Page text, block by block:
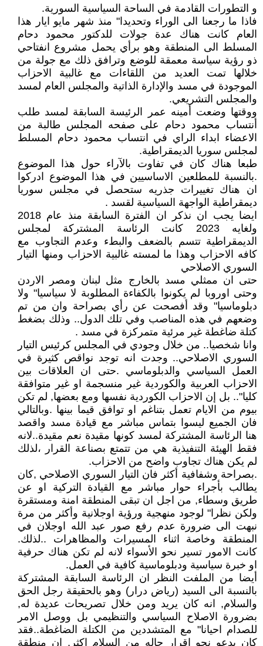
و التطورات القادمة في الساحة السياسية السورية.
فاذا ما رجعنا الى الوراء وتحديدا" منذ شهر مايو ايار هذا
العام كانت هناك عدة جولات للدكتور محمود دحام
المسلط الى المنطقة وهو برأي يحمل مشروع انفتاحي
ذو رؤية سياسة معمقة للوضع وترافق ذلك مع جولة من
خلالها تمت العديد من اللقاءات مع غالبية الاحزاب
الموجودة في مسد والإدارة الذاتية والمجلس العام لمسد
والمجلس التشريعي.
ووقتها وضعت أمينه عمر الرئيسة السابقة لمسد طلب
أنتساب محمود دحام على صفحه المجلس طالبة من
الاعضاء ابداء الراي في انتساب محمود دحام المسلط
لمجلس سوريا الديمقراطية.
طبعا هناك كان في تفاوت بالآراء حول هذا الموضوع
.بالنسبة للمطلعين الاساسيين في هذا الموضوع ادركوا
ان هناك تغييرات جذريه ستحصل في مجلس سوريا
ديمقراطية الواجهة السياسية لقسد .
ايضا يجب ان نذكر ان الفترة السابقة منذ عام 2018
ولغايه 2023 كانت الرئاسة المشتركة لمجلس
الديمقراطية تتسم بالضعف والبطء وعدم التجاوب مع
كافه الاحزاب وهذا ما لمسته غالبية الاحزاب ومنها التيار
السوري الاصلاحي
حتى ان ممثلي مسد بالخارج مثل لبنان ومصر الاردن
وحتى اوروبا لم يكونوا بالكفاءة المطلوبة لا سياسيا" ولا
دبلوماسيا" وقد أفصحت عن رأي بصراحة وان من تم
وضعهم في هذه المناصب وفي تلك الدول.. وذلك بضغط
كتلة ضاغطة غير مرئية متمركزة في مسد .
وانا شخصيا.. من خلال وجودي في المجلس كرئيس التيار
السوري الاصلاحي.. وجدت انه توجد نواقص كثيرة في
العمل السياسي والدبلوماسي .حتى ان العلاقات بين
الاحزاب العربية والكوردية غير منسجمة او غير متوافقة
كليا".. بل إن الاحزاب الكوردية نفسها ومع بعضها, لم تكن
بيوم من الايام تعمل بتناغم او توافق قيما بينها .وبالتالي
فان الجميع ليسوا بتماس مباشر مع قيادة مسد واقصد
هنا الرئاسة المشتركة لمسد كونها مقيدة نعم مقيدة..لانه
فقط الهيئة التنفيذية هي من تتمتع بصناعة القرار ،لذلك
لم يكن هناك تجاوب واضح من الاحزاب.
.بصراحة وشفافية أكثر فان التيار السوري الاصلاحي ,كان
يطالب بأجراء حوار مباشر مع القيادة التركية او عن
طريق وسطاء, من اجل ان تبقى المنطقة امنة ومستقرة
ولكن نظرا" لوجود منهجية ورؤية اوجلانية وأكثر من مرة
نبهت الى ضرورة عدم رفع صور عبد الله اوجلان في
المنطقة وخاصة اثناء المسيرات والمظاهرات ..لذلك.
كانت الامور تسير نحو الأسواء لانه لم تكن هناك حرفية
او خبرة سياسية ودبلوماسية كافية في العمل.
أيضا من الملفت النظر ان الرئاسة السابقة المشتركة
بالنسبة الى السيد (رياض درار) وهو بالحقيقة رجل الحق
والسلام, انه كان يريد ومن خلال تصريحات عديدة له,
بضرورة الاصلاح السياسي والتنظيمي بل ووصل الامر
للصدام احيانا" مع المتشددين من الكتلة الضاغطة..فقد
كان يدعو نحو اقرار حاله من السلام اكثر, ان منطقة